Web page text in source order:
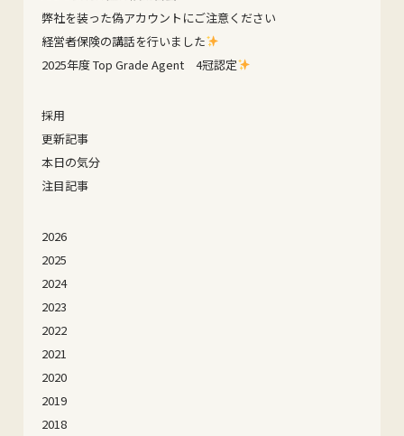
弊社を装った偽アカウントにご注意ください
経営者保険の講話を行いました
2025年度 Top Grade Agent 4冠認定
採用
更新記事
本日の気分
注目記事
2026
2025
2024
2023
2022
2021
2020
2019
2018